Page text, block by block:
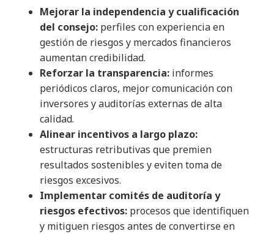
Mejorar la independencia y cualificación
del consejo: perfiles con experiencia en
gestión de riesgos y mercados financieros
aumentan credibilidad.
Reforzar la transparencia: informes
periódicos claros, mejor comunicación con
inversores y auditorías externas de alta
calidad.
Alinear incentivos a largo plazo:
estructuras retributivas que premien
resultados sostenibles y eviten toma de
riesgos excesivos.
Implementar comités de auditoría y
riesgos efectivos: procesos que identifiquen
y mitiguen riesgos antes de convertirse en